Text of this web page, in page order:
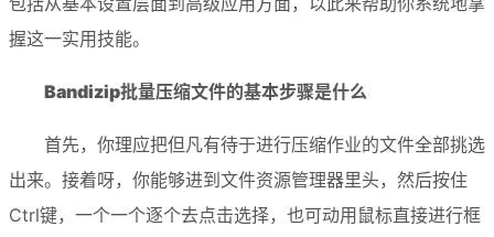
握这一实用技能。
Bandizip批量压缩文件的基本步骤是什么
首先，你理应把但凡有待于进行压缩作业的文件全部挑选
出来。接着呀，你能够进到文件资源管理器里头，然后按住
Ctrl键，一个一个逐个去点击选择，也可动用鼠标直接进行框